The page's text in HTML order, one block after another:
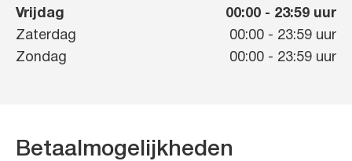
Vrijdag
00:00 - 23:59 uur
Zaterdag
00:00 - 23:59 uur
Zondag
00:00 - 23:59 uur
Betaalmogelijkheden